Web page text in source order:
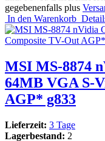
gegebenenfalls plus
In den Warenkorb
MSI MS-8874
64MB VGA S-
AGP* g833
Lieferzeit: 3 Tage
Lagerbestand: 2